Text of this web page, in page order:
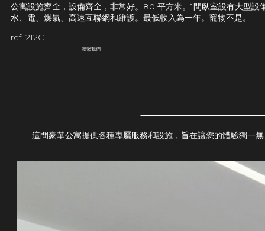
公寓設施齊全，設備齊全，非常好。80 平方米。1間臥室設有大型
水、電、煤氣、高速互聯網和維護。最低收入為一年。寵物不是。
ref: 212C
聯繫我們
這間豪華公寓提供各種專屬服務和設施，旨在讓您的體驗獨一